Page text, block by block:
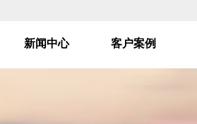
新闻中心 客户案例